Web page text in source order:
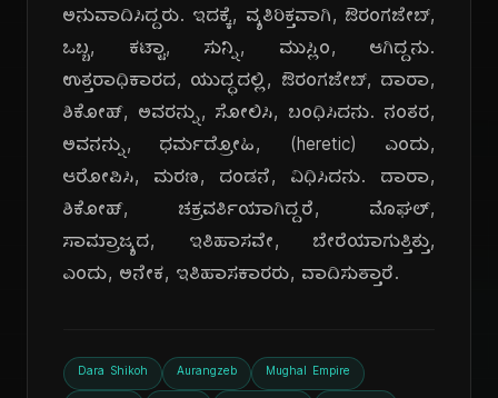
ಅನುವಾದಿಸಿದ್ದರು. ಇದಕ್ಕೆ, ವ್ಯತಿರಿಕ್ತವಾಗಿ, ಔರಂಗಜೇಬ್,
ಒಬ್ಬ, ಕಟ್ಟಾ, ಸುನ್ನಿ, ಮುಸ್ಲಿಂ, ಆಗಿದ್ದನು.
ಉತ್ತರಾಧಿಕಾರದ, ಯುದ್ಧದಲ್ಲಿ, ಔರಂಗಜೇಬ್, ದಾರಾ,
ಶಿಕೋಹ್, ಅವರನ್ನು, ಸೋಲಿಸಿ, ಬಂಧಿಸಿದನು. ನಂತರ,
ಅವನನ್ನು, ಧರ್ಮದ್ರೋಹಿ, (heretic) ಎಂದು,
ಆರೋಪಿಸಿ, ಮರಣ, ದಂಡನೆ, ವಿಧಿಸಿದನು. ದಾರಾ,
ಶಿಕೋಹ್, ಚಕ್ರವರ್ತಿಯಾಗಿದ್ದರೆ, ಮೊಘಲ್,
ಸಾಮ್ರಾಜ್ಯದ, ಇತಿಹಾಸವೇ, ಬೇರೆಯಾಗುತ್ತಿತ್ತು,
ಎಂದು, ಅನೇಕ, ಇತಿಹಾಸಕಾರರು, ವಾದಿಸುತ್ತಾರೆ.
Dara Shikoh Aurangzeb Mughal Empire